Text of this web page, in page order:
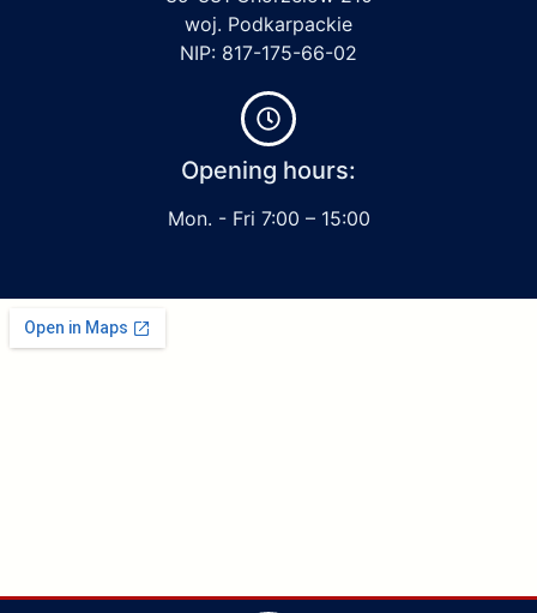
woj. Podkarpackie
NIP: 817-175-66-02
Opening hours:
Mon. - Fri 7:00 – 15:00